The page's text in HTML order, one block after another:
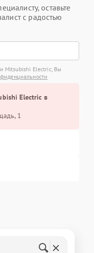
оставьте
с радостью
Mitsubishi Electric, Вы
Electric в
1